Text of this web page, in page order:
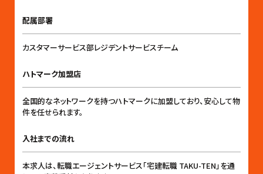
配属部署
カスタマーサービス部レジデントサービスチーム
ハトマーク加盟店
全国的なネットワークを持つハトマークに加盟しており、安心して物
件を任せられます。
入社までの流れ
本求人は、転職エージェントサービス「宅建転職 TAKU-TEN」を通